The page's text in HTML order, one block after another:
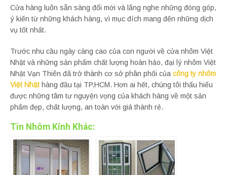
Cửa hàng luôn sẵn sàng đổi mới và lắng nghe những đóng góp,
ý kiến từ những khách hàng, vì mục đích mang đến những dịch
vụ tốt nhất.
Trước nhu cầu ngày càng cao của con người về cửa nhôm Việt
Nhật và những sản phẩm chất lượng hoàn hảo, đại lý nhôm Việt
Nhật Vạn Thiên đã trở thành cơ sở phân phối của công ty nhôm
Việt Nhật hàng đầu tại TP.HCM. Hơn ai hết, chúng tôi thấu hiểu
được những tâm tư nguyện vọng của khách hàng về một sản
phẩm đẹp, chất lượng, an toàn với giá thành rẻ.
Tin Nhôm Kính Khác: